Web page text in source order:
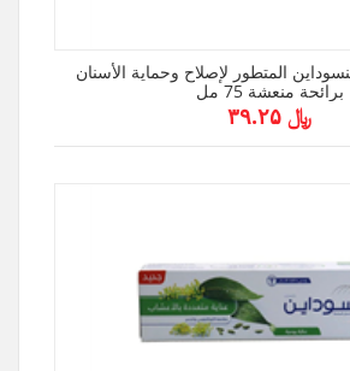
المتطور لإصلاح وحماية الأسنان
برائحة منعشة 75 مل
﷼ ۳۹.۲۵